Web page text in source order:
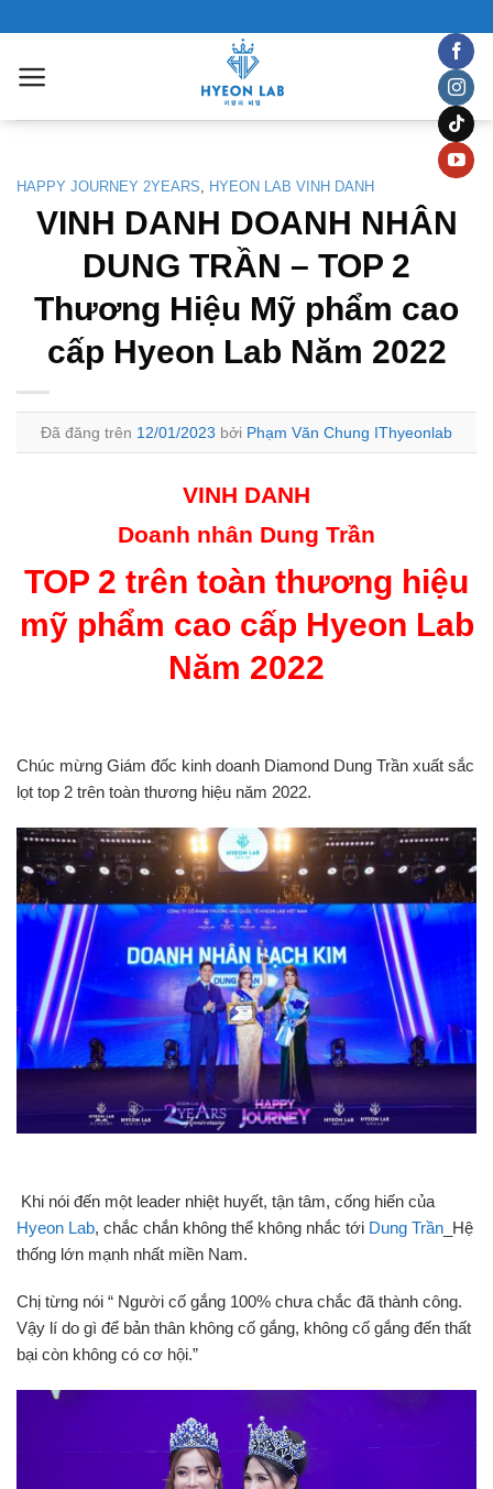
nội
HAPPY JOURNEY 2YEARS, HYEON LAB VINH DANH
VINH DANH DOANH NHÂN
DUNG TRẦN – TOP 2
Thương Hiệu Mỹ phẩm cao
cấp Hyeon Lab Năm 2022
Đã đăng trên 12/01/2023 bởi Phạm Văn Chung IThyeonlab
VINH DANH
Doanh nhân Dung Trần
TOP 2 trên toàn thương hiệu
mỹ phẩm cao cấp Hyeon Lab
Năm 2022
Chúc mừng Giám đốc kinh doanh Diamond Dung Trần xuất sắc
lọt top 2 trên toàn thương hiệu năm 2022.
Khi nói đến một leader nhiệt huyết, tận tâm, cống hiến của
Hyeon Lab, chắc chắn không thể không nhắc tới Dung Trần _Hệ
thống lớn mạnh nhất miền Nam.
Chị từng nói “ Người cố gắng 100% chưa chắc đã thành công.
Vậy lí do gì để bản thân không cố gắng, không cố gắng đến thất
bại còn không có cơ hội.”